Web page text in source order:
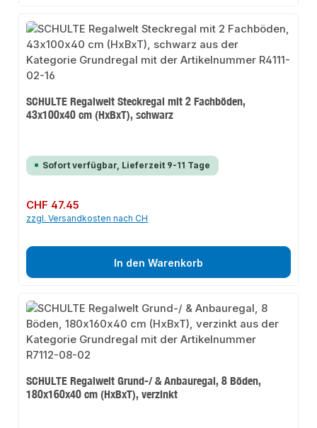
SCHULTE Regalwelt Steckregal mit 2 Fachböden,
43x100x40 cm (HxBxT), schwarz
Sofort verfügbar, Lieferzeit 9-11 Tage
Regulärer Preis:
CHF 47.45
zzgl. Versandkosten nach CH
In den Warenkorb
SCHULTE Regalwelt Grund-/ & Anbauregal, 8 Böden,
180x160x40 cm (HxBxT), verzinkt